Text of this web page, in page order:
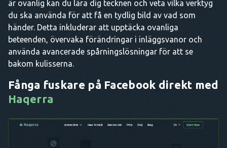
är ovanlig kan du lära dig tecknen och veta vilka verktyg
du ska använda för att få en tydlig bild av vad som
händer. Detta inkluderar att upptäcka ovanliga
beteenden, övervaka förändringar i inläggsvanor och
använda avancerade spårningslösningar för att se
bakom kulisserna.
Fånga fuskare på Facebook direkt med
Haqerra